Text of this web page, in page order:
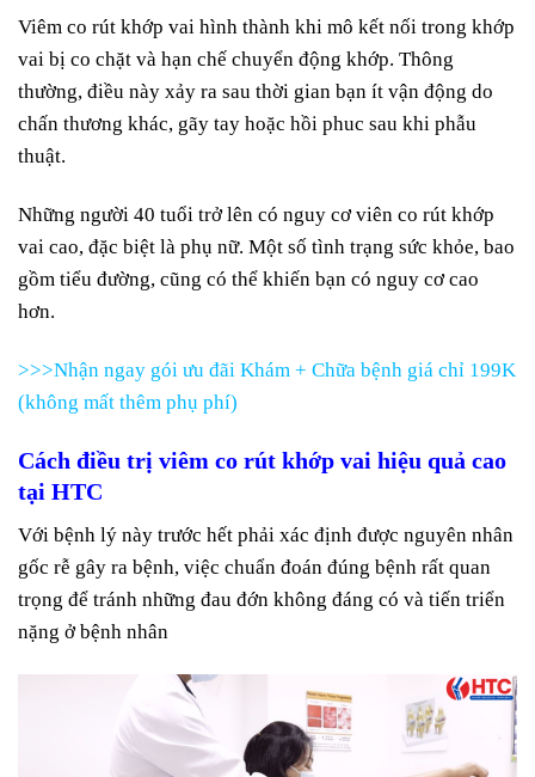
Viêm co rút khớp vai hình thành khi mô kết nối trong khớp
vai bị co chặt và hạn chế chuyển động khớp. Thông
thường, điều này xảy ra sau thời gian bạn ít vận động do
chấn thương khác, gãy tay hoặc hồi phuc sau khi phẫu
thuật.
Những người 40 tuổi trở lên có nguy cơ viên co rút khớp
vai cao, đặc biệt là phụ nữ. Một số tình trạng sức khỏe, bao
gồm tiểu đường, cũng có thể khiến bạn có nguy cơ cao
hơn.
>>>Nhận ngay gói ưu đãi Khám + Chữa bệnh giá chỉ 199K
(không mất thêm phụ phí)
Cách điều trị viêm co rút khớp vai hiệu quả cao
tại HTC
Với bệnh lý này trước hết phải xác định được nguyên nhân
gốc rễ gây ra bệnh, việc chuẩn đoán đúng bệnh rất quan
trọng để tránh những đau đớn không đáng có và tiến triển
nặng ở bệnh nhân